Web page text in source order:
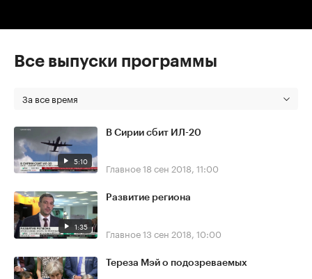
Все выпуски программы
За все время
5:10
В Сирии сбит ИЛ-20
Главное18 сен 2018, 11:00
1:35
Развитие региона
Главное13 сен 2018, 10:00
Тереза Мэй о подозреваемых